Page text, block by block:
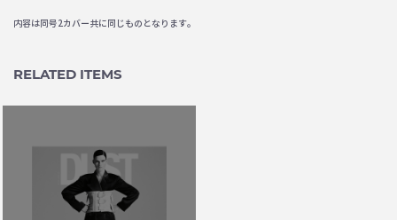
内容は同号2カバー共に同じものとなります。
RELATED ITEMS